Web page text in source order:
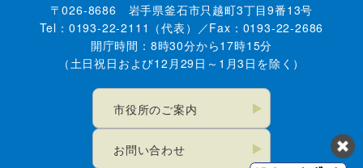
〒026-8686 岩手県釜石市只越町3丁目9番13号
Tel：0193-22-2111（代表）／Fax：0193-22-2686
開庁時間：8時30分から17時15分
（土日祝日および12月29日～1月3日を除く）
市役所のご案内
お問い合わせ